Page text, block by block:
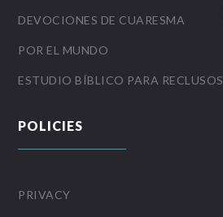
DEVOCIONES DE CUARESMA
POR EL MUNDO
ESTUDIO BÍBLICO PARA RECLUSOS
POLICIES
PRIVACY